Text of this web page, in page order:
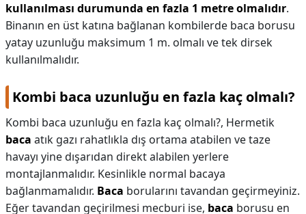
kullanılması durumunda en fazla 1 metre olmalıdır.
Binanın en üst katına bağlanan kombilerde baca borusu
yatay uzunluğu maksimum 1 m. olmalı ve tek dirsek
kullanılmalıdır.
Kombi baca uzunluğu en fazla kaç olmalı?
Kombi baca uzunluğu en fazla kaç olmalı?, Hermetik
baca atık gazı rahatlıkla dış ortama atabilen ve taze
havayı yine dışarıdan direkt alabilen yerlere
montajlanmalıdır. Kesinlikle normal bacaya
bağlanmamalıdır. Baca borularını tavandan geçirmeyiniz.
Eğer tavandan geçirilmesi mecburi ise, baca borusu en